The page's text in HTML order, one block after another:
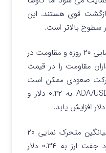
قوی هستند. این
سطوح بالاتر است.
بین متحرک نمایی ۲۰ روزه و مقاومت در
مقاومت را در قیمت
حرکت صعودی ممکن است
افزایش یابد و جفت ارز ADA/USDT به ۰.۴۲ دلار و
برعکس، اگر قیمت به زیر میانگین متحرک نمایی ۲۰
روزه سقوط کند، امکان دارد جفت ارز به ۰.۳۴ دلار